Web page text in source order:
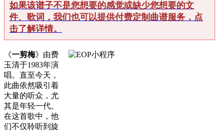
如果该谱子不是您想要的感觉或缺少您想要的文
件、歌词，我们也可以提供付费定制曲谱服务，点
击了解详情。
《一剪梅》由费
玉清于1983年演
唱。直至今天，
此曲依然吸引着
大量的听众，尤
其是年轻一代。
在这首歌中，他
们不仅聆听到旋